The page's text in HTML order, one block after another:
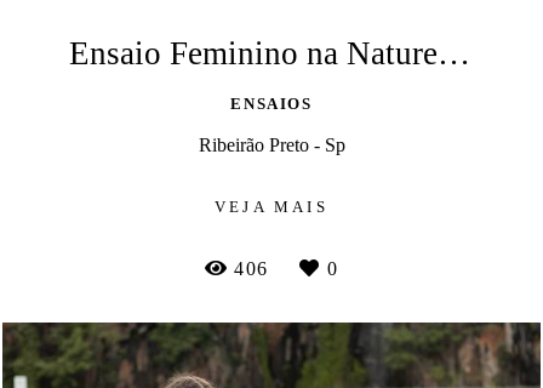
Ensaio Feminino na Natureza com Rayssa
ENSAIOS
Ribeirão Preto - Sp
VEJA MAIS
406 0